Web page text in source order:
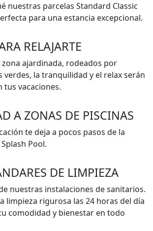
nuestras parcelas Standard Classic
para una estancia excepcional.
RELAJARTE
ajardinada, rodeados por
verdes, la tranquilidad y el relax serán
vacaciones.
A ZONAS DE PISCINAS
te deja a pocos pasos de la
Pool.
DE LIMPIEZA
nuestras instalaciones de sanitarios.
limpieza rigurosa las 24 horas del día
comodidad y bienestar en todo